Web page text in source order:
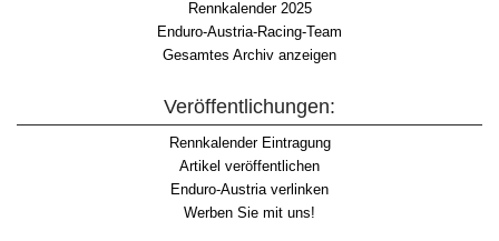
Rennkalender 2025
Enduro-Austria-Racing-Team
Gesamtes Archiv anzeigen
Veröffentlichungen:
Rennkalender Eintragung
Artikel veröffentlichen
Enduro-Austria verlinken
Werben Sie mit uns!